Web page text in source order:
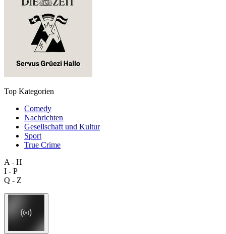
Top Kategorien
Comedy
Nachrichten
Gesellschaft und Kultur
Sport
True Crime
A - H
I - P
Q - Z